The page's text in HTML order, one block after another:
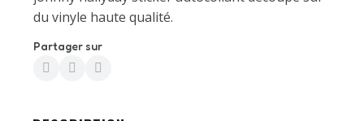
du vinyle haute qualité.
Partager sur